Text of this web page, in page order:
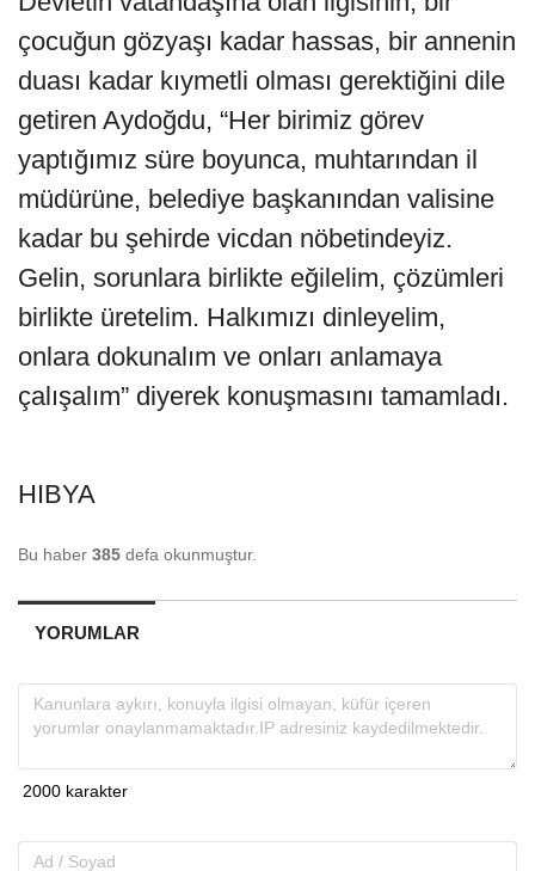
çocuğun gözyaşı kadar hassas, bir annenin
duası kadar kıymetli olması gerektiğini dile
getiren Aydoğdu, “Her birimiz görev
yaptığımız süre boyunca, muhtarından il
müdürüne, belediye başkanından valisine
kadar bu şehirde vicdan nöbetindeyiz.
Gelin, sorunlara birlikte eğilelim, çözümleri
birlikte üretelim. Halkımızı dinleyelim,
onlara dokunalım ve onları anlamaya
çalışalım” diyerek konuşmasını tamamladı.
HIBYA
Bu haber 385 defa okunmuştur.
YORUMLAR